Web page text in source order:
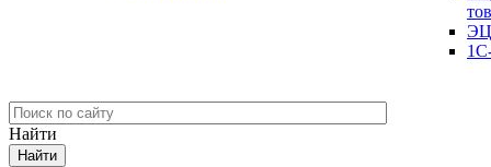
Найти